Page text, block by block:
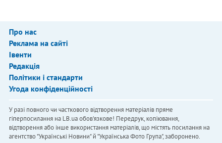
Про нас
Реклама на сайті
Івенти
Редакція
Політики і стандарти
Угода конфіденційності
У разі повного чи часткового відтворення матеріалів пряме
гіперпосилання на LB.ua обов'язкове! Передрук, копіювання,
відтворення або інше використання матеріалів, що містять посилання на
агентство "Українськi Новини" й "Українська Фото Група", заборонено.